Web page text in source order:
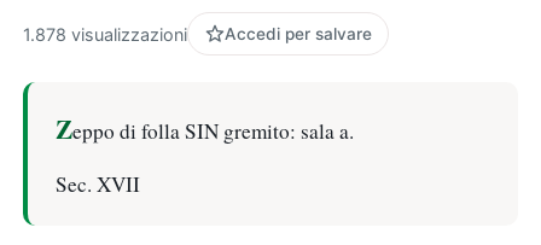
1.878 visualizzazioni Accedi per salvare
Zeppo di folla SIN gremito: sala a.
Sec. XVII